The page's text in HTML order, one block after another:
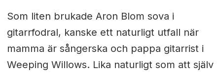
Som liten brukade Aron Blom sova i
gitarrfodral, kanske ett naturligt utfall när
mamma är sångerska och pappa gitarrist i
Weeping Willows. Lika naturligt som att själv